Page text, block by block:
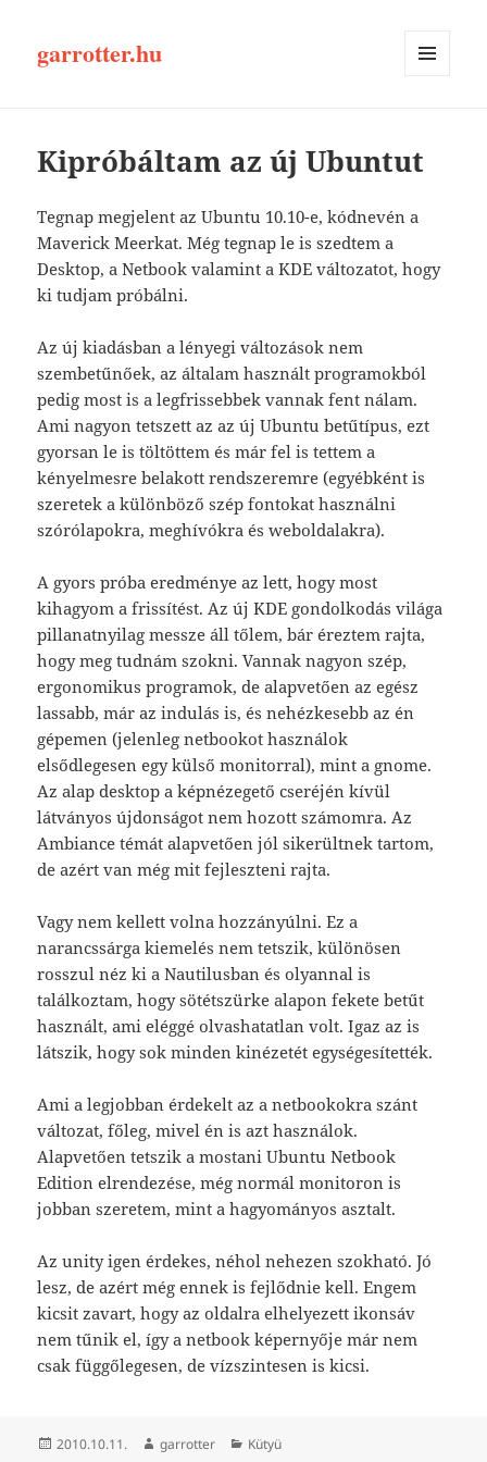
garrotter.hu
Kipróbáltam az új Ubuntut
Tegnap megjelent az Ubuntu 10.10-e, kódnevén a
Maverick Meerkat. Még tegnap le is szedtem a
Desktop, a Netbook valamint a KDE változatot, hogy
ki tudjam próbálni.
Az új kiadásban a lényegi változások nem
szembetűnőek, az általam használt programokból
pedig most is a legfrissebbek vannak fent nálam.
Ami nagyon tetszett az az új Ubuntu betűtípus, ezt
gyorsan le is töltöttem és már fel is tettem a
kényelmesre belakott rendszeremre (egyébként is
szeretek a különböző szép fontokat használni
szórólapokra, meghívókra és weboldalakra).
A gyors próba eredménye az lett, hogy most
kihagyom a frissítést. Az új KDE gondolkodás világa
pillanatnyilag messze áll tőlem, bár éreztem rajta,
hogy meg tudnám szokni. Vannak nagyon szép,
ergonomikus programok, de alapvetően az egész
lassabb, már az indulás is, és nehézkesebb az én
gépemen (jelenleg netbookot használok
elsődlegesen egy külső monitorral), mint a gnome.
Az alap desktop a képnézegető cseréjén kívül
látványos újdonságot nem hozott számomra. Az
Ambiance témát alapvetően jól sikerültnek tartom,
de azért van még mit fejleszteni rajta.
Vagy nem kellett volna hozzányúlni. Ez a
narancssárga kiemelés nem tetszik, különösen
rosszul néz ki a Nautilusban és olyannal is
találkoztam, hogy sötétszürke alapon fekete betűt
használt, ami eléggé olvashatatlan volt. Igaz az is
látszik, hogy sok minden kinézetét egységesítették.
Ami a legjobban érdekelt az a netbookokra szánt
változat, főleg, mivel én is azt használok.
Alapvetően tetszik a mostani Ubuntu Netbook
Edition elrendezése, még normál monitoron is
jobban szeretem, mint a hagyományos asztalt.
Az unity igen érdekes, néhol nehezen szokható. Jó
lesz, de azért még ennek is fejlődnie kell. Engem
kicsit zavart, hogy az oldalra elhelyezett ikonsáv
nem tűnik el, így a netbook képernyője már nem
csak függőlegesen, de vízszintesen is kicsi.
Közzétéve
2010.10.11. Szerző
garrotter Kategória
Kütyü